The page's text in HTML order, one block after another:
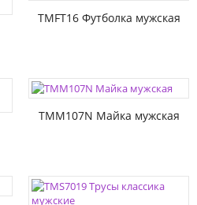
TMFT16 Футболка мужская
TMM107N Майка мужская